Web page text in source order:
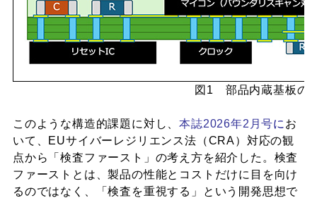
図1 部品内蔵基板の
このような構造的課題に対し、本誌2026年2月号に お
いて、EUサイバーレジリエンス法（CRA）対応の観
点から「検査ファースト」の考え方を紹介した。検査
ファーストとは、製品の性能とコストだけに目を向け
るのではなく、「検査を重視する」という開発思想で